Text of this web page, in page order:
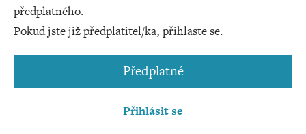
předplatného.
Pokud jste již předplatitel/ka, přihlaste se.
Předplatné
Přihlásit se